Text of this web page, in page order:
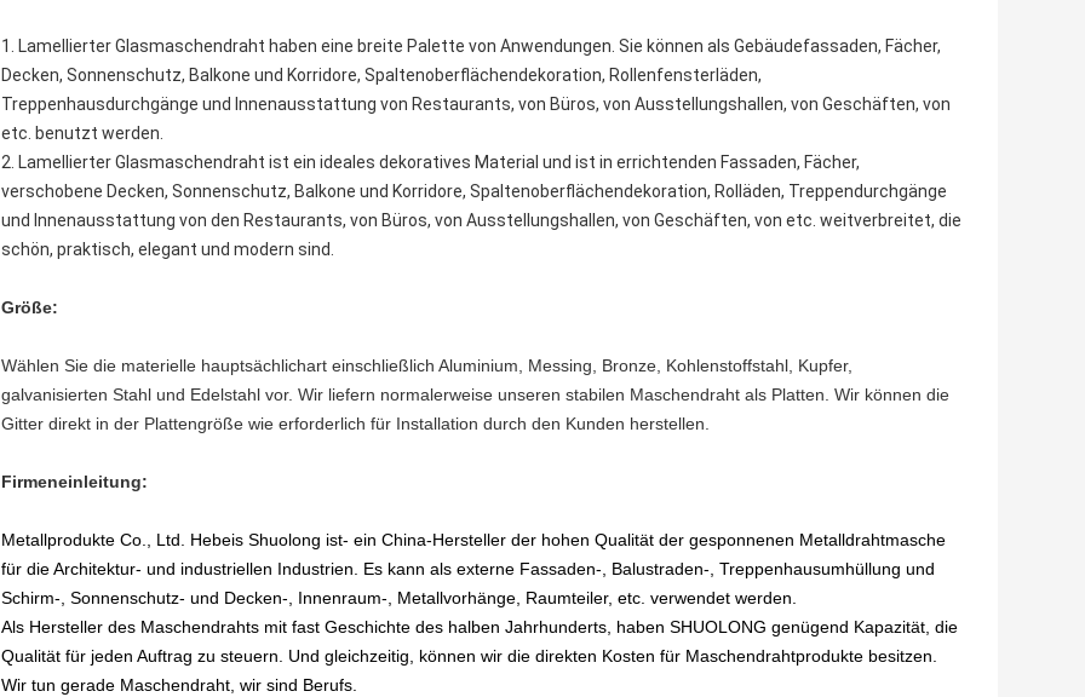
1. Lamellierter Glasmaschendraht haben eine breite Palette von Anwendungen. Sie können als Gebäudefassaden, Fächer,
Decken, Sonnenschutz, Balkone und Korridore, Spaltenoberflächendekoration, Rollenfensterläden,
Treppenhausdurchgänge und Innenausstattung von Restaurants, von Büros, von Ausstellungshallen, von Geschäften, von
etc. benutzt werden.
2. Lamellierter Glasmaschendraht ist ein ideales dekoratives Material und ist in errichtenden Fassaden, Fächer,
verschobene Decken, Sonnenschutz, Balkone und Korridore, Spaltenoberflächendekoration, Rolläden, Treppendurchgänge
und Innenausstattung von den Restaurants, von Büros, von Ausstellungshallen, von Geschäften, von etc. weitverbreitet, die
schön, praktisch, elegant und modern sind.
Größe:
Wählen Sie die materielle hauptsächlichart einschließlich Aluminium, Messing, Bronze, Kohlenstoffstahl, Kupfer,
galvanisierten Stahl und Edelstahl vor. Wir liefern normalerweise unseren stabilen Maschendraht als Platten. Wir können die
Gitter direkt in der Plattengröße wie erforderlich für Installation durch den Kunden herstellen.
Firmeneinleitung:
Metallprodukte Co., Ltd. Hebeis Shuolong ist- ein China-Hersteller der hohen Qualität der gesponnenen Metalldrahtmasche
für die Architektur- und industriellen Industrien. Es kann als externe Fassaden-, Balustraden-, Treppenhausumhüllung und
Schirm-, Sonnenschutz- und Decken-, Innenraum-, Metallvorhänge, Raumteiler, etc. verwendet werden.
Als Hersteller des Maschendrahts mit fast Geschichte des halben Jahrhunderts, haben SHUOLONG genügend Kapazität, die
Qualität für jeden Auftrag zu steuern. Und gleichzeitig, können wir die direkten Kosten für Maschendrahtprodukte besitzen.
Wir tun gerade Maschendraht, wir sind Berufs.